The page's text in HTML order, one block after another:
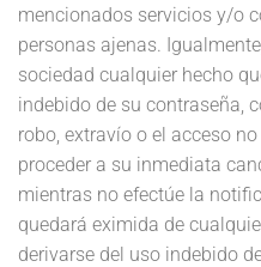
mencionados servicios y/o
personas ajenas.
sociedad cualquier hecho
indebido de su contraseña,
robo, extravío o el acceso
proceder a su inmediata
mientras no efectúe la
quedará eximida de
derivarse del uso indebido